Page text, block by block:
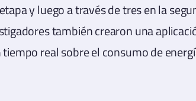
y luego a través de tres en la
también crearon una
real sobre el consumo de